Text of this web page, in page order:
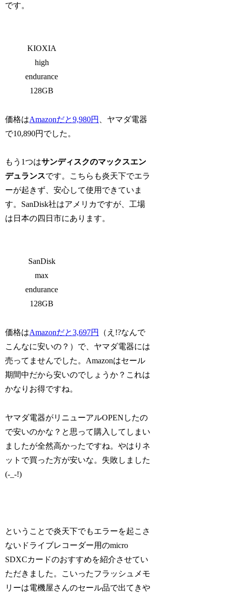
です。
KIOXIA
high
endurance
128GB
価格はAmazonだと9,980円
、ヤマダ電器
で10,890円でした。
もう1つはサンディスクのマックスエン
デュランスです。こちらも炎天下でエラ
ーが起きず、安心して使用できていま
す。SanDisk社はアメリカですが、工場
は日本の四日市にあります。
SanDisk
max
endurance
128GB
価格はAmazonだと3,697円
（え!?なんで
こんなに安いの？）で、ヤマダ電器には
売ってませんでした。Amazonはセール
期間中だから安いのでしょうか？これは
かなりお得ですね。
ヤマダ電器がリニューアルOPENしたの
で安いのかな？と思って購入してしまい
ましたが全然高かったですね。やはりネ
ットで買った方が安いな。失敗しました
(-_-!)
ということで炎天下でもエラーを起こさ
ないドライブレコーダー用のmicro
SDXCカードのおすすめを紹介させてい
ただきました。こいったフラッシュメモ
リーは電機屋さんのセール品で出てきや